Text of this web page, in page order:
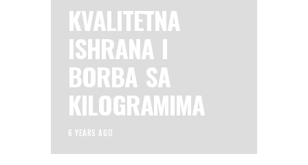
KVALITETNA
ISHRANA I
BORBA SA
KILOGRAMIMA
6 YEARS AGO